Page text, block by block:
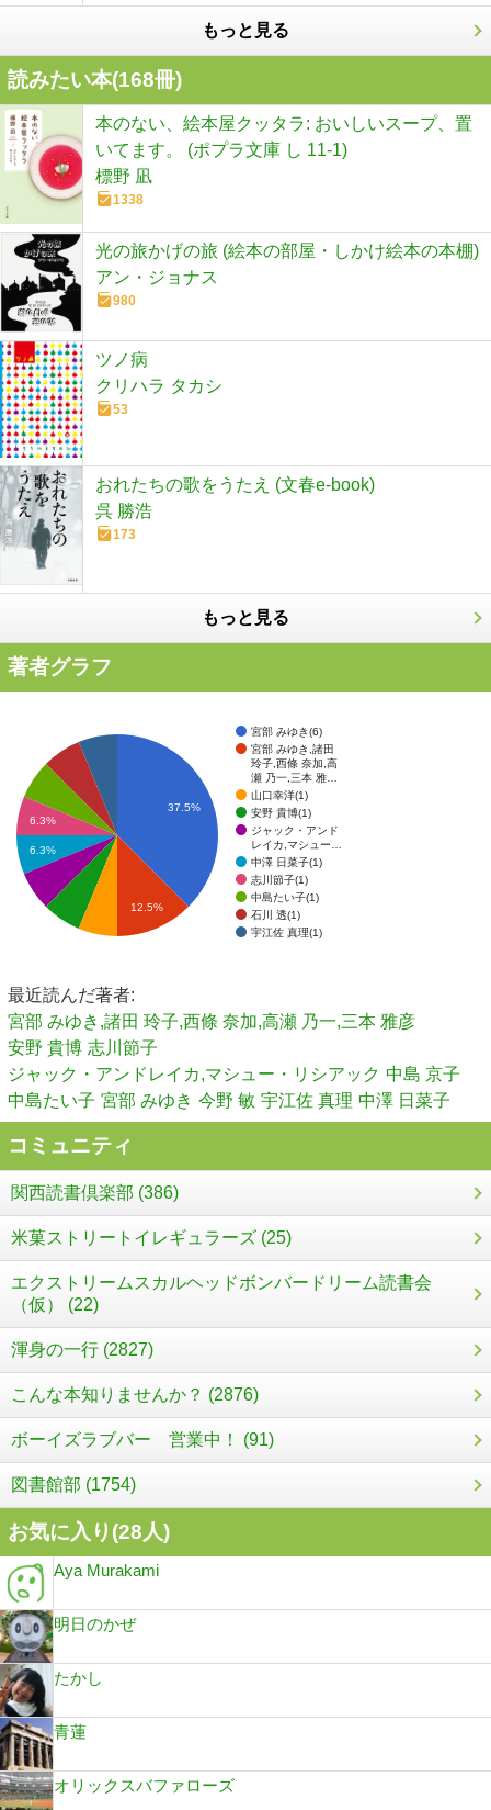
もっと見る
読みたい本(168冊)
本のない、絵本屋クッタラ: おいしいスープ、置
いてます。 (ポプラ文庫 し 11-1)
標野 凪
1338
光の旅かげの旅 (絵本の部屋・しかけ絵本の本棚)
アン・ジョナス
980
ツノ病
クリハラ タカシ
53
おれたちの歌をうたえ (文春e-book)
呉 勝浩
173
もっと見る
著者グラフ
宮部 みゆき(6)
宮部 みゆき,諸田
玲子,西條 奈加,高
瀬 乃一,三本 雅…
山口幸洋(1)
安野 貴博(1)
ジャック・アンド
レイカ,マシュー…
中澤 日菜子(1)
志川節子(1)
中島たい子(1)
石川 透(1)
宇江佐 真理(1)
37.5%
6.3%
6.3%
12.5%
最近読んだ著者:
宮部 みゆき,諸田 玲子,西條 奈加,高瀬 乃一,三本 雅彦
安野 貴博 志川節子
ジャック・アンドレイカ,マシュー・リシアック 中島 京子
中島たい子 宮部 みゆき 今野 敏 宇江佐 真理 中澤 日菜子
コミュニティ
関西読書倶楽部 (386)
米菓ストリートイレギュラーズ (25)
エクストリームスカルヘッドボンバードリーム読書会
（仮） (22)
渾身の一行 (2827)
こんな本知りませんか？ (2876)
ボーイズラブバー 営業中！ (91)
図書館部 (1754)
お気に入り(28人)
Aya Murakami
明日のかぜ
たかし
青蓮
オリックスバファローズ